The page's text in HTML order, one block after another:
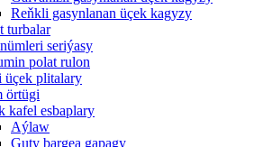
Reňkli gasynlanan üçek kagyzy
turbalar
seriýasy
polat rulon
üçek plitalary
örtügi
kafel esbaplary
Aýlaw
Guty bargea gapagy